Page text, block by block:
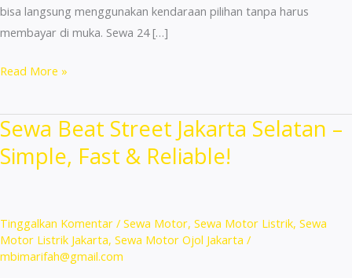
bisa langsung menggunakan kendaraan pilihan tanpa harus
membayar di muka. Sewa 24 […]
Sewa
Murah
Jakarta
Timur
and
Fresh
Units!
Read More »
Sewa Beat Street Jakarta Selatan –
Simple, Fast & Reliable!
Tinggalkan Komentar / Sewa Motor, Sewa Motor Listrik, Sewa
Motor Listrik Jakarta, Sewa Motor Ojol Jakarta /
mbimarifah@gmail.com